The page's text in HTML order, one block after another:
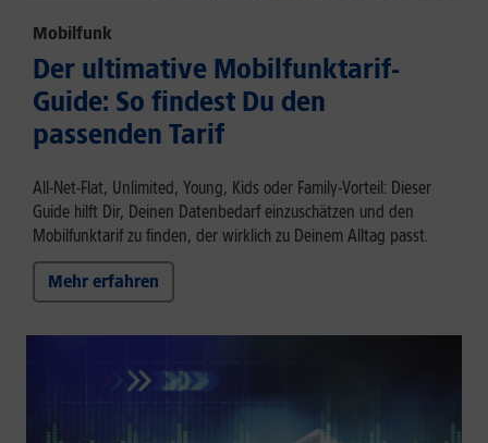
Mobilfunk
Der ultimative Mobilfunktarif-
Guide: So findest Du den
passenden Tarif
All-Net-Flat, Unlimited, Young, Kids oder Family-Vorteil: Dieser
Guide hilft Dir, Deinen Datenbedarf einzuschätzen und den
Mobilfunktarif zu finden, der wirklich zu Deinem Alltag passt.
Mehr erfahren